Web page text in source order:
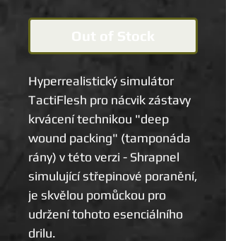
Hyperrealistický simulátor
TactiFlesh pro nácvik zástavy
krvácení technikou "deep
wound packing" (tamponáda
rány) v této verzi - Shrapnel
simulující střepinové poranění,
je skvělou pomůckou pro
udržení tohoto esenciálního
drilu.